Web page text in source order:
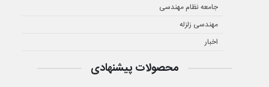
جامعه نظام مهندسی
مهندسی زلزله
اخبار
محصولات پیشنهادی